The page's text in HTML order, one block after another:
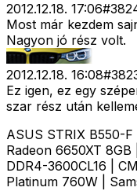
2012.12.18. 17:06#
Most már kezdem
Nagyon jó rész volt.
2012.12.18. 16:08#
Ez igen, ez egy
szar rész után
ASUS STRIX B550-
Radeon 6650XT
DDR4-3600CL16 |
Platinum 760W |